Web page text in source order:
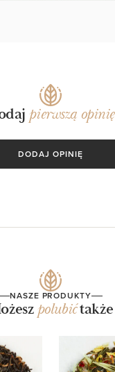
pierwszą opinię
DODAJ OPINIĘ
NASZE PRODUKTY
polubićtakże